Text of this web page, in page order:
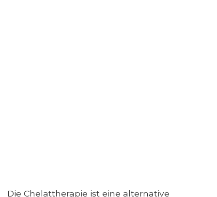
Die Chelattherapie ist eine alternative